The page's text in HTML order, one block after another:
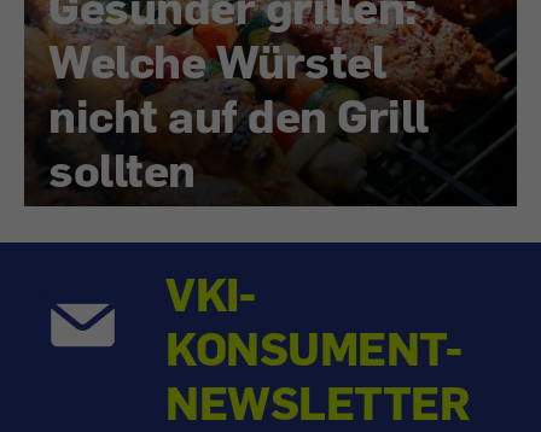
Welche Würstel
nicht auf den Grill
sollten
VKI-
KONSUMENT-
NEWSLETTER